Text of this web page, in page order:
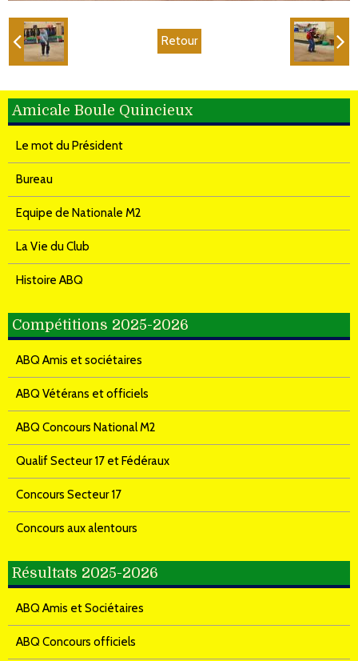
Retour
Amicale Boule Quincieux
Le mot du Président
Bureau
Equipe de Nationale M2
La Vie du Club
Histoire ABQ
Compétitions 2025-2026
ABQ Amis et sociétaires
ABQ Vétérans et officiels
ABQ Concours National M2
Qualif Secteur 17 et Fédéraux
Concours Secteur 17
Concours aux alentours
Résultats 2025-2026
ABQ Amis et Sociétaires
ABQ Concours officiels